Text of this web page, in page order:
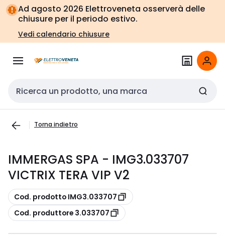
Vai alla
navigazione
Vai
alla
pagina
Ad agosto 2026 Elettroveneta osserverà delle
chiusure per il periodo estivo.
Vedi calendario chiusure
Cerca input
Torna indietro
IMMERGAS SPA - IMG3.033707
VICTRIX TERA VIP V2
copia
Cod. prodotto IMG3.033707
copia
Cod. produttore 3.033707